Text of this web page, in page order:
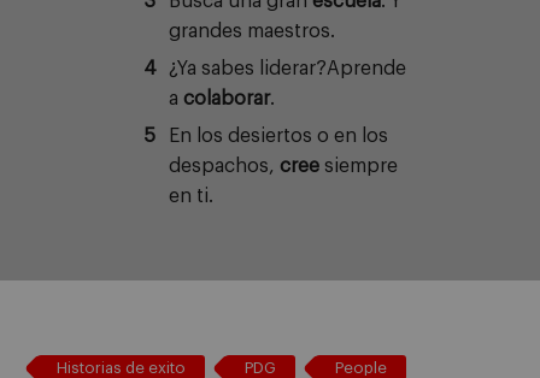
grandes maestros.
¿Ya sabes liderar?Aprende
a colaborar.
En los desiertos o en los
despachos, cree siempre
en ti.
Historias de exito PDG People